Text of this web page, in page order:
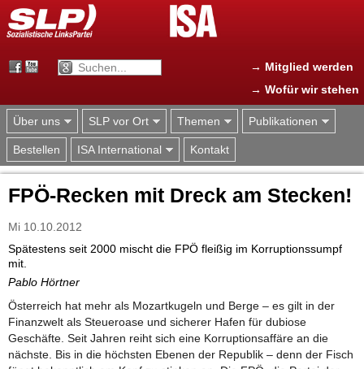
Jump to navigation
→ Mitglied werden
→ Wofür wir stehen
Über uns SLP vor Ort Themen Publikationen
Bestellen ISA International Kontakt
FPÖ-Recken mit Dreck am Stecken!
Mi 10.10.2012
Spätestens seit 2000 mischt die FPÖ fleißig im Korruptionssumpf
mit.
Pablo Hörtner
Österreich hat mehr als Mozartkugeln und Berge – es gilt in der
Finanzwelt als Steueroase und sicherer Hafen für dubiose
Geschäfte. Seit Jahren reiht sich eine Korruptionsaffäre an die
nächste. Bis in die höchsten Ebenen der Republik – denn der Fisch